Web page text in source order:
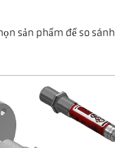
sản phẩm để so sánh